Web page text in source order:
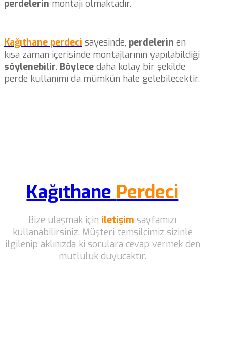
perdelerin montajı olmaktadır.
Kağıthane perdeci sayesinde, perdelerin en
kısa zaman içerisinde montajlarının yapılabildiği
söylenebilir. Böylece daha kolay bir şekilde
perde kullanımı da mümkün hale gelebilecektir.
Kağıthane Perdeci
Bize ulaşmak için iletişim sayfamızı
kullanabilirsiniz. Müşteri temsilcimiz sizinle
ilgilenip aklınızda ki sorulara cevap vermek den
mutluluk duyucaktır.